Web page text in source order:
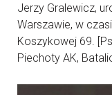
Jerzy Gralewicz,
Warszawie, w
Koszykowej 69.
Piechoty AK,